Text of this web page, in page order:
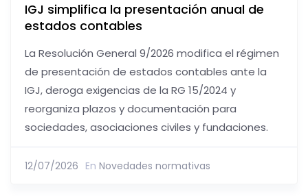
IGJ simplifica la presentación anual de
estados contables
La Resolución General 9/2026 modifica el régimen
de presentación de estados contables ante la
IGJ, deroga exigencias de la RG 15/2024 y
reorganiza plazos y documentación para
sociedades, asociaciones civiles y fundaciones.
12/07/2026 En Novedades normativas